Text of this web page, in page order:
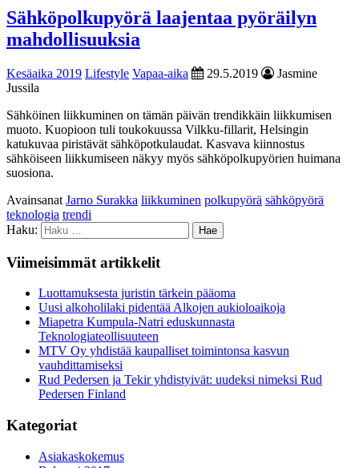
Sähköpolkupyörä laajentaa pyöräilyn
mahdollisuuksia
Kesäaika 2019 Lifestyle Vapaa-aika 29.5.2019
Jasmine
Jussila
Sähköinen liikkuminen on tämän päivän trendikkäin liikkumisen
muoto. Kuopioon tuli toukokuussa Vilkku-fillarit, Helsingin
katukuvaa piristävät sähköpotkulaudat. Kasvava kiinnostus
sähköiseen liikkumiseen näkyy myös sähköpolkupyörien huimana
suosiona.
Avainsanat Jarno Surakka liikkuminen polkupyörä sähköpyörä
teknologia trendi
Haku:
Viimeisimmät artikkelit
Luottamuksesta juristin tärkein pääoma
Uusi alkoholilaki pidentää Alkojen aukioloaikoja
Miapetra Kumpula-Natri eduskunnasta
Teknologiateollisuuteen
MTV Oy yhdistää kaupalliset toimintonsa kasvun
vauhdittamiseksi
Rud Pedersen ja Tekir yhdistyivät: uudeksi nimeksi Rud
Pedersen Finland
Kategoriat
Asiakaskokemus